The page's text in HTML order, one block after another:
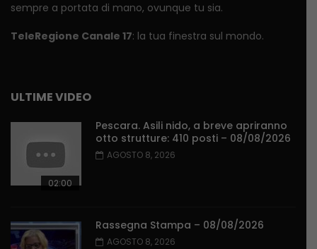
sempre a portata di mano, ovunque tu sia.
TeleRegione Canale 17: la tua finestra sul mondo.
ULTIME VIDEO
02:00
Pescara. Asili nido, a breve apriranno
otto strutture: 410 posti – 08/08/2026
AGOSTO 8, 2026
Rassegna Stampa – 08/08/2026
AGOSTO 8, 2026